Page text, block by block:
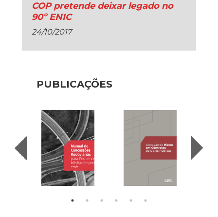
COP pretende deixar legado no
90º ENIC
24/10/2017
PUBLICAÇÕES